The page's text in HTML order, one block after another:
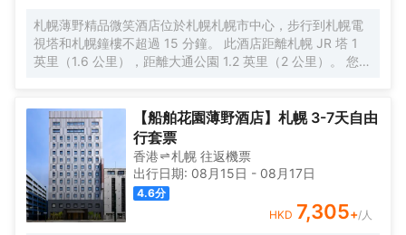
札幌薄野精品微笑酒店位於札幌札幌市中心，步行到札幌電
視塔和札幌鐘樓不超過 15 分鐘。 此酒店距離札幌 JR 塔 1
英里（1.6 公里），距離大通公園 1.2 英里（2 公里）。 您可
提供收費的自助式早餐。 特色服務/設施包括乾洗/洗衣服
務、24 小時前台服務和行李寄存。酒店提供收費自助停車。
有 284 間空調客房提供冰箱和平板電視；您定能在旅途中找
到家的舒適。提供免費無線網絡，方便您與朋友保持聯繫；
有線頻道可滿足您的娛樂需求。浴室提供淋浴/盆浴組合、免
費洗浴用品和坐浴桶。便利設施包括書桌和電熱水壺；而且
每天提供客房服務。
【船舶花園薄野酒店】札幌 3-7天自由
行套票
香港 札幌 往返機票
出行日期: 08月15日 - 08月17日
4.6分
HKD 7,305+/人